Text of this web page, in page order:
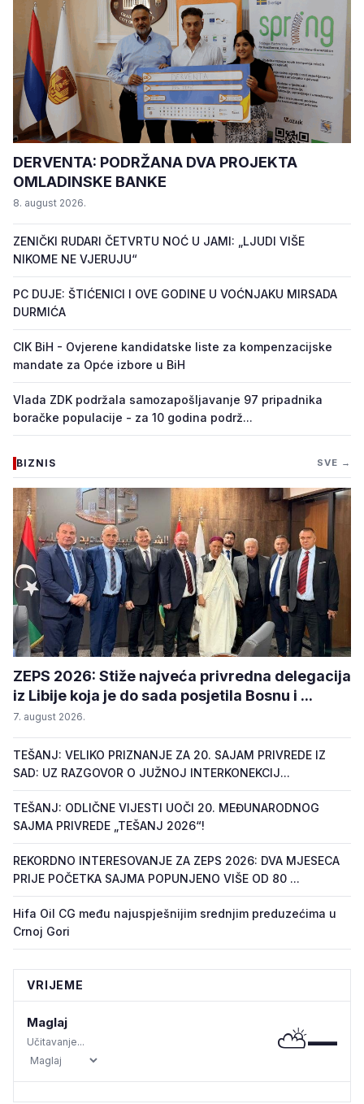
DERVENTA: PODRŽANA DVA PROJEKTA
OMLADINSKE BANKE
8. august 2026.
ZENIČKI RUDARI ČETVRTU NOĆ U JAMI: „LJUDI VIŠE
NIKOME NE VJERUJU“
PC DUJE: ŠTIĆENICI I OVE GODINE U VOĆNJAKU MIRSADA
DURMIĆA
CIK BiH - Ovjerene kandidatske liste za kompenzacijske
mandate za Opće izbore u BiH
Vlada ZDK podržala samozapošljavanje 97 pripadnika
boračke populacije - za 10 godina podrž...
BIZNIS SVE →
ZEPS 2026: Stiže najveća privredna delegacija
iz Libije koja je do sada posjetila Bosnu i ...
7. august 2026.
TEŠANJ: VELIKO PRIZNANJE ZA 20. SAJAM PRIVREDE IZ
SAD: UZ RAZGOVOR O JUŽNOJ INTERKONEKCIJ...
TEŠANJ: ODLIČNE VIJESTI UOČI 20. MEĐUNARODNOG
SAJMA PRIVREDE „TEŠANJ 2026“!
REKORDNO INTERESOVANJE ZA ZEPS 2026: DVA MJESECA
PRIJE POČETKA SAJMA POPUNJENO VIŠE OD 80 ...
Hifa Oil CG među najuspješnijim srednjim preduzećima u
Crnoj Gori
VRIJEME
Maglaj
Učitavanje... ⛅—